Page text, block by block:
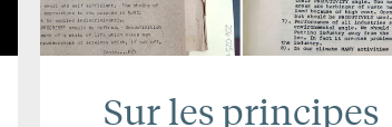
Sur les principes